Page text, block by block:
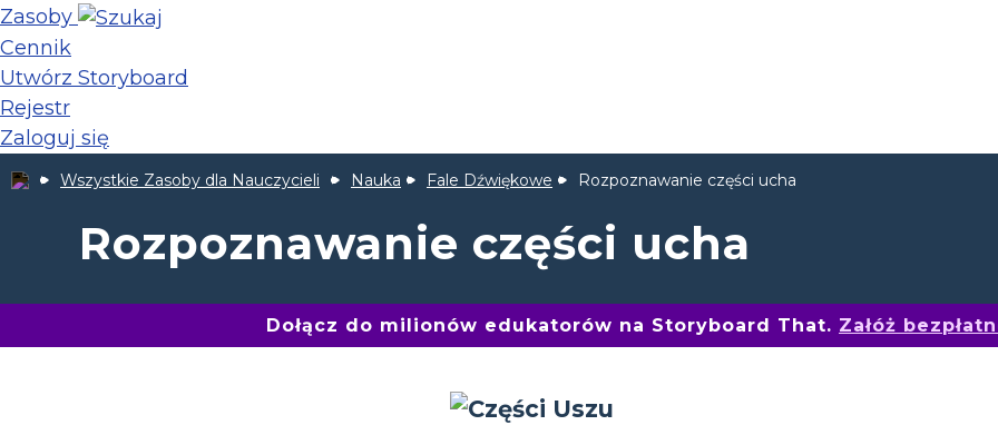
Zasoby
Cennik
Utwórz Storyboard
Rejestr
Zaloguj się
Wszystkie Zasoby dla Nauczycieli Nauka Fale Dźwiękowe Rozpoznawanie części ucha
Rozpoznawanie części ucha
Dołącz do milionów edukatorów na Storyboard That. Załóż